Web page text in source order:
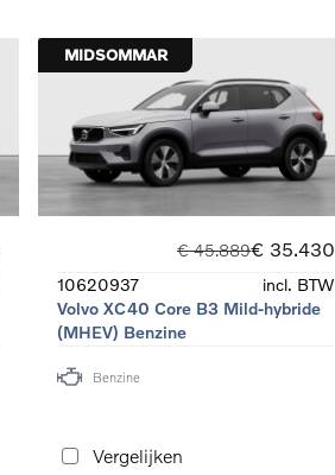
MIDSOMMAR
€ 45.889€ 35.430
10620937
incl. BTW
Volvo XC40 Core B3 Mild-hybride
(MHEV) Benzine
Benzine
Vergelijken